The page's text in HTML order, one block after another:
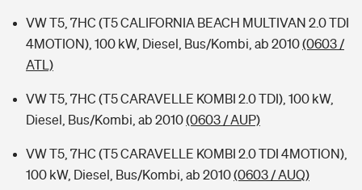
VW T5, 7HC (T5 CALIFORNIA BEACH MULTIVAN 2.0 TDI
4MOTION), 100 kW, Diesel, Bus/Kombi, ab 2010(0603 /
ATL)
VW T5, 7HC (T5 CARAVELLE KOMBI 2.0 TDI), 100 kW,
Diesel, Bus/Kombi, ab 2010(0603 / AUP)
VW T5, 7HC (T5 CARAVELLE KOMBI 2.0 TDI 4MOTION),
100 kW, Diesel, Bus/Kombi, ab 2010(0603 / AUQ)